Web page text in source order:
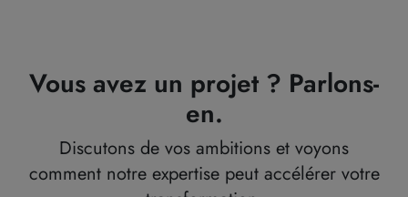
Vous avez un projet ? Parlons-
en.
Discutons de vos ambitions et voyons
comment notre expertise peut accélérer votre